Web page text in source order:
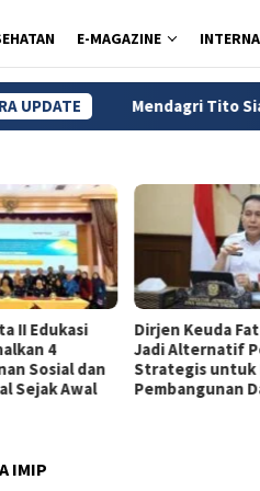
E-MAGAZINE
UPDATETito Siapkan Tiga
II Edukasi
4
Sosial dan
Sejak Awal
Dirjen Keuda
Jadi Alternatif
Strategis untuk
Pembangunan
IMIP